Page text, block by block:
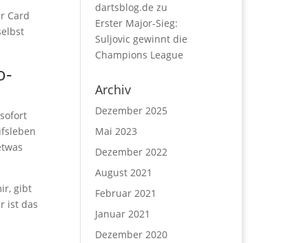
Card
gibt
ist das
dartsblog.de zu
Erster Major-Sieg:
Suljovic gewinnt die
Champions League
Archiv
Dezember 2025
Mai 2023
Dezember 2022
August 2021
Februar 2021
Januar 2021
Dezember 2020